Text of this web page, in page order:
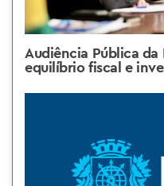
Audiência Pública da
equilíbrio fiscal e